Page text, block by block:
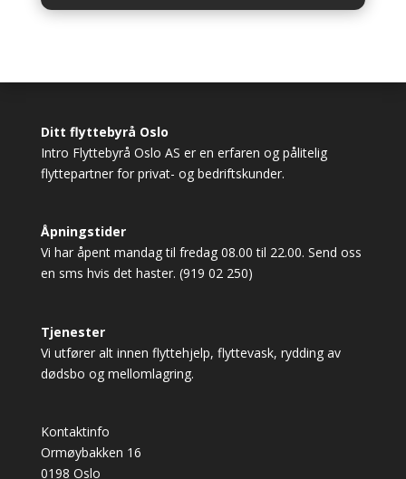
Ditt flyttebyrå Oslo
Intro Flyttebyrå Oslo AS er en erfaren og pålitelig
flyttepartner for privat- og bedriftskunder.
Åpningstider
Vi har åpent mandag til fredag 08.00 til 22.00. Send oss
en sms hvis det haster. (919 02 250)
Tjenester
Vi utfører alt innen flyttehjelp, flyttevask, rydding av
dødsbo og mellomlagring.
Kontaktinfo
Ormøybakken 16
0198 Oslo